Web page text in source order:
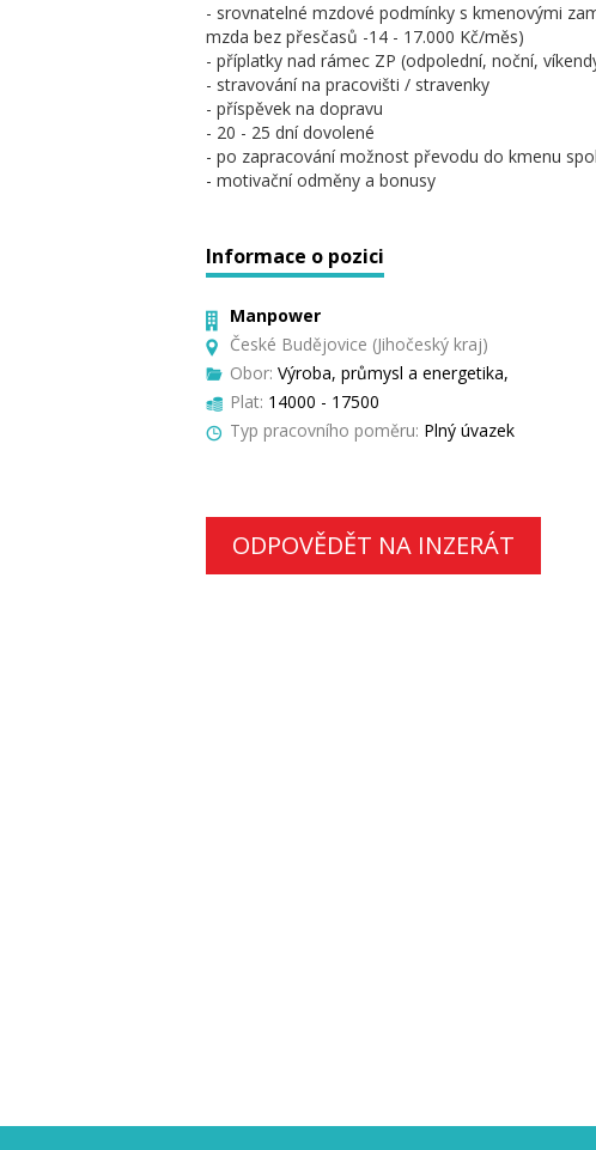
- srovnatelné mzdové podmínky s kmenovými
mzda bez přesčasů -14 - 17.000 Kč/měs)
- příplatky nad rámec ZP (odpolední, noční,
- stravování na pracovišti / stravenky
- příspěvek na dopravu
- 20 - 25 dní dovolené
- po zapracování možnost převodu do kmenu
- motivační odměny a bonusy
Informace o pozici
Manpower
České Budějovice (Jihočeský kraj)
Obor: Výroba, průmysl a energetika,
Plat: 14000 - 17500
Typ pracovního poměru: Plný úvazek
ODPOVĚDĚT NA INZERÁT